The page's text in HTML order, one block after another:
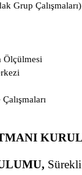
Grup Çalışmaları)